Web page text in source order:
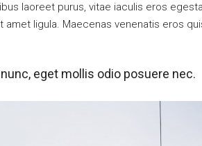
laoreet purus, vitae iaculis eros
ligula. Maecenas venenatis eros
eget mollis odio posuere nec.